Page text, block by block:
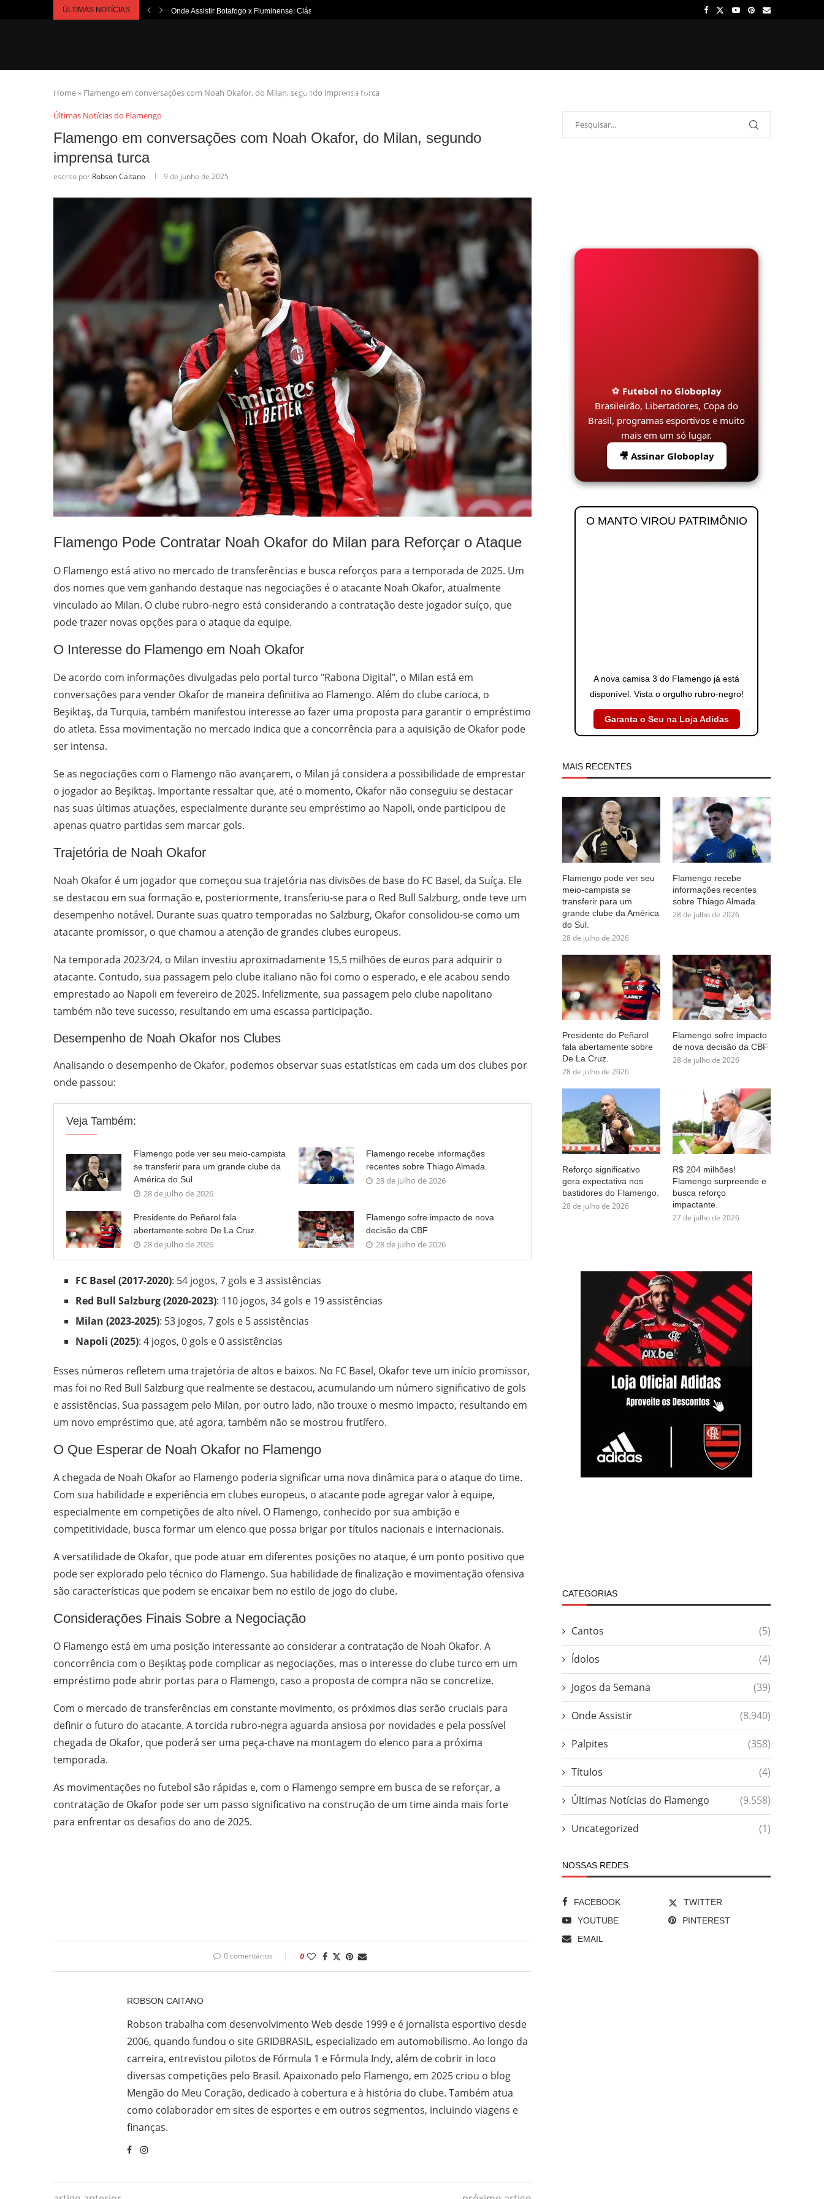
ÚLTIMAS NOTÍCIAS Onde Assistir Botafogo x Fluminense: Clássico Vovô no...
HOME NOTÍCIAS
Home» Flamengo em conversações com Noah Okafor, do Milan, segundo imprensa turca
Últimas Notícias do Flamengo
Flamengo em conversações com Noah Okafor, do Milan, segundo
imprensa turca
escrito por Robson Caitano 9 de junho de 2025
Flamengo Pode Contratar Noah Okafor do Milan para Reforçar o Ataque
O Flamengo está ativo no mercado de transferências e busca reforços para a temporada de 2025. Um
dos nomes que vem ganhando destaque nas negociações é o atacante Noah Okafor, atualmente
vinculado ao Milan. O clube rubro-negro está considerando a contratação deste jogador suíço, que
pode trazer novas opções para o ataque da equipe.
O Interesse do Flamengo em Noah Okafor
De acordo com informações divulgadas pelo portal turco "Rabona Digital", o Milan está em
conversações para vender Okafor de maneira definitiva ao Flamengo. Além do clube carioca, o
Beşiktaş, da Turquia, também manifestou interesse ao fazer uma proposta para garantir o empréstimo
do atleta. Essa movimentação no mercado indica que a concorrência para a aquisição de Okafor pode
ser intensa.
Se as negociações com o Flamengo não avançarem, o Milan já considera a possibilidade de emprestar
o jogador ao Beşiktaş. Importante ressaltar que, até o momento, Okafor não conseguiu se destacar
nas suas últimas atuações, especialmente durante seu empréstimo ao Napoli, onde participou de
apenas quatro partidas sem marcar gols.
Trajetória de Noah Okafor
Noah Okafor é um jogador que começou sua trajetória nas divisões de base do FC Basel, da Suíça. Ele
se destacou em sua formação e, posteriormente, transferiu-se para o Red Bull Salzburg, onde teve um
desempenho notável. Durante suas quatro temporadas no Salzburg, Okafor consolidou-se como um
atacante promissor, o que chamou a atenção de grandes clubes europeus.
Na temporada 2023/24, o Milan investiu aproximadamente 15,5 milhões de euros para adquirir o
atacante. Contudo, sua passagem pelo clube italiano não foi como o esperado, e ele acabou sendo
emprestado ao Napoli em fevereiro de 2025. Infelizmente, sua passagem pelo clube napolitano
também não teve sucesso, resultando em uma escassa participação.
Desempenho de Noah Okafor nos Clubes
Analisando o desempenho de Okafor, podemos observar suas estatísticas em cada um dos clubes por
onde passou:
Veja Também:
Flamengo pode ver seu meio-campista
se transferir para um grande clube da
América do Sul.
28 de julho de 2026
Flamengo recebe informações
recentes sobre Thiago Almada.
28 de julho de 2026
Presidente do Peñarol fala
abertamente sobre De La Cruz.
28 de julho de 2026
Flamengo sofre impacto de nova
decisão da CBF
28 de julho de 2026
FC Basel (2017-2020): 54 jogos, 7 gols e 3 assistências
Red Bull Salzburg (2020-2023): 110 jogos, 34 gols e 19 assistências
Milan (2023-2025): 53 jogos, 7 gols e 5 assistências
Napoli (2025): 4 jogos, 0 gols e 0 assistências
Esses números refletem uma trajetória de altos e baixos. No FC Basel, Okafor teve um início promissor,
mas foi no Red Bull Salzburg que realmente se destacou, acumulando um número significativo de gols
e assistências. Sua passagem pelo Milan, por outro lado, não trouxe o mesmo impacto, resultando em
um novo empréstimo que, até agora, também não se mostrou frutífero.
O Que Esperar de Noah Okafor no Flamengo
A chegada de Noah Okafor ao Flamengo poderia significar uma nova dinâmica para o ataque do time.
Com sua habilidade e experiência em clubes europeus, o atacante pode agregar valor à equipe,
especialmente em competições de alto nível. O Flamengo, conhecido por sua ambição e
competitividade, busca formar um elenco que possa brigar por títulos nacionais e internacionais.
A versatilidade de Okafor, que pode atuar em diferentes posições no ataque, é um ponto positivo que
pode ser explorado pelo técnico do Flamengo. Sua habilidade de finalização e movimentação ofensiva
são características que podem se encaixar bem no estilo de jogo do clube.
Considerações Finais Sobre a Negociação
O Flamengo está em uma posição interessante ao considerar a contratação de Noah Okafor. A
concorrência com o Beşiktaş pode complicar as negociações, mas o interesse do clube turco em um
empréstimo pode abrir portas para o Flamengo, caso a proposta de compra não se concretize.
Com o mercado de transferências em constante movimento, os próximos dias serão cruciais para
definir o futuro do atacante. A torcida rubro-negra aguarda ansiosa por novidades e pela possível
chegada de Okafor, que poderá ser uma peça-chave na montagem do elenco para a próxima
temporada.
As movimentações no futebol são rápidas e, com o Flamengo sempre em busca de se reforçar, a
contratação de Okafor pode ser um passo significativo na construção de um time ainda mais forte
para enfrentar os desafios do ano de 2025.
0 comentários 0
ROBSON CAITANO
Robson trabalha com desenvolvimento Web desde 1999 e é jornalista esportivo desde
2006, quando fundou o site GRIDBRASIL, especializado em automobilismo. Ao longo da
carreira, entrevistou pilotos de Fórmula 1 e Fórmula Indy, além de cobrir in loco
diversas competições pelo Brasil. Apaixonado pelo Flamengo, em 2025 criou o blog
Mengão do Meu Coração, dedicado à cobertura e à história do clube. Também atua
como colaborador em sites de esportes e em outros segmentos, incluindo viagens e
finanças.
⚽ Futebol no Globoplay
Brasileirão, Libertadores, Copa do
Brasil, programas esportivos e muito
mais em um só lugar.
🎥 Assinar Globoplay
O MANTO VIROU PATRIMÔNIO
A nova camisa 3 do Flamengo já está
disponível. Vista o orgulho rubro-negro!
Garanta o Seu na Loja Adidas
MAIS RECENTES
Flamengo pode ver seu
meio-campista se
transferir para um
grande clube da América
do Sul.
28 de julho de 2026
Flamengo recebe
informações recentes
sobre Thiago Almada.
28 de julho de 2026
Presidente do Peñarol
fala abertamente sobre
De La Cruz.
28 de julho de 2026
Flamengo sofre impacto
de nova decisão da CBF
28 de julho de 2026
Reforço significativo
gera expectativa nos
bastidores do Flamengo.
28 de julho de 2026
R$ 204 milhões!
Flamengo surpreende e
busca reforço
impactante.
27 de julho de 2026
CATEGORIAS
Cantos (5)
Ídolos (4)
Jogos da Semana (39)
Onde Assistir (8.940)
Palpites (358)
Títulos (4)
Últimas Notícias do Flamengo (9.558)
Uncategorized (1)
NOSSAS REDES
FACEBOOK
TWITTER
YOUTUBE
PINTEREST
EMAIL